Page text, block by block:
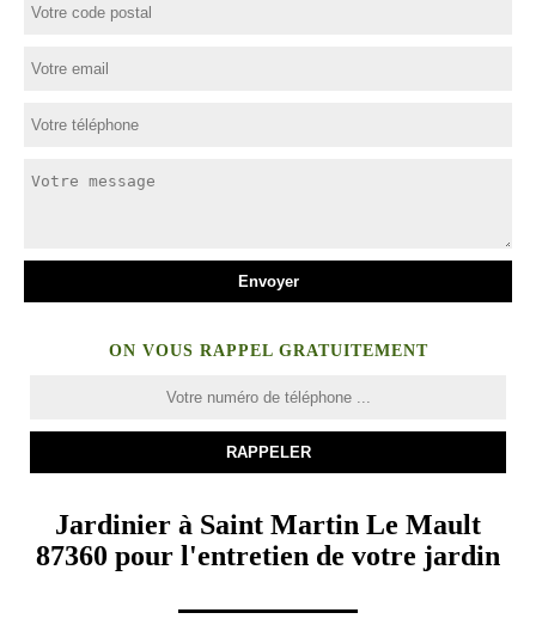
ON VOUS RAPPEL GRATUITEMENT
Jardinier à Saint Martin Le Mault
87360 pour l'entretien de votre jardin